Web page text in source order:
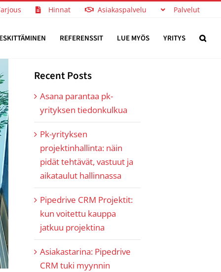
Hinnat Asiakaspalvelu Palvelut
REFERENSSIT LUE MYÖS YRITYS
Recent Posts
Asana parantaa pk-
yrityksen tiedonkulkua
Pk-yrityksen
projektinhallinta: näin
pidät tehtävät, vastuut ja
aikataulut hallinnassa
Pipedrive CRM Projektit:
kun voitettu kauppa
jatkuu projektina
Asiakastarina: Pipedrive
CRM tuki myynnin